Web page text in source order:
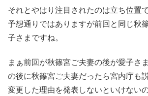
それとやはり注目されたのは立ち位置
予想通りではありますが前回と同じ秋
子さまですね。
まぁ前回が秋篠宮ご夫妻の後が愛子さ
の後に秋篠宮ご夫妻だったら宮内庁も
変更した理由を発表しないといけない